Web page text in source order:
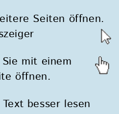
Seiten öffnen.
mit einem
öffnen.
besser lesen